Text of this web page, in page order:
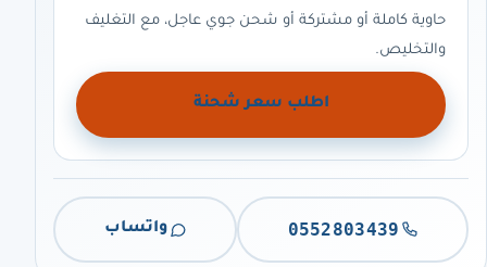
حاوية كاملة أو مشتركة أو شحن جوي عاجل، مع التغليف
والتخليص.
اطلب سعر شحنة
0552803439 واتساب